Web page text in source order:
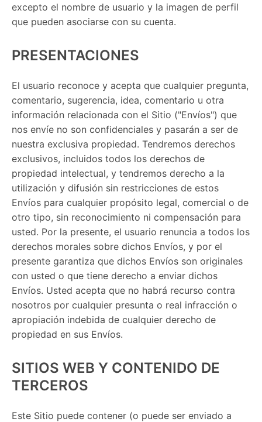
excepto el nombre de usuario y la imagen de perfil
que pueden asociarse con su cuenta.
PRESENTACIONES
El usuario reconoce y acepta que cualquier pregunta,
comentario, sugerencia, idea, comentario u otra
información relacionada con el Sitio ("Envíos") que
nos envíe no son confidenciales y pasarán a ser de
nuestra exclusiva propiedad. Tendremos derechos
exclusivos, incluidos todos los derechos de
propiedad intelectual, y tendremos derecho a la
utilización y difusión sin restricciones de estos
Envíos para cualquier propósito legal, comercial o de
otro tipo, sin reconocimiento ni compensación para
usted. Por la presente, el usuario renuncia a todos los
derechos morales sobre dichos Envíos, y por el
presente garantiza que dichos Envíos son originales
con usted o que tiene derecho a enviar dichos
Envíos. Usted acepta que no habrá recurso contra
nosotros por cualquier presunta o real infracción o
apropiación indebida de cualquier derecho de
propiedad en sus Envíos.
SITIOS WEB Y CONTENIDO DE
TERCEROS
Este Sitio puede contener (o puede ser enviado a